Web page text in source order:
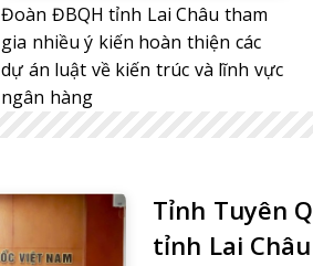
Đoàn ĐBQH tỉnh Lai Châu tham
gia nhiều ý kiến hoàn thiện các
dự án luật về kiến trúc và lĩnh vực
ngân hàng
Tỉnh Tuyên
tỉnh Lai